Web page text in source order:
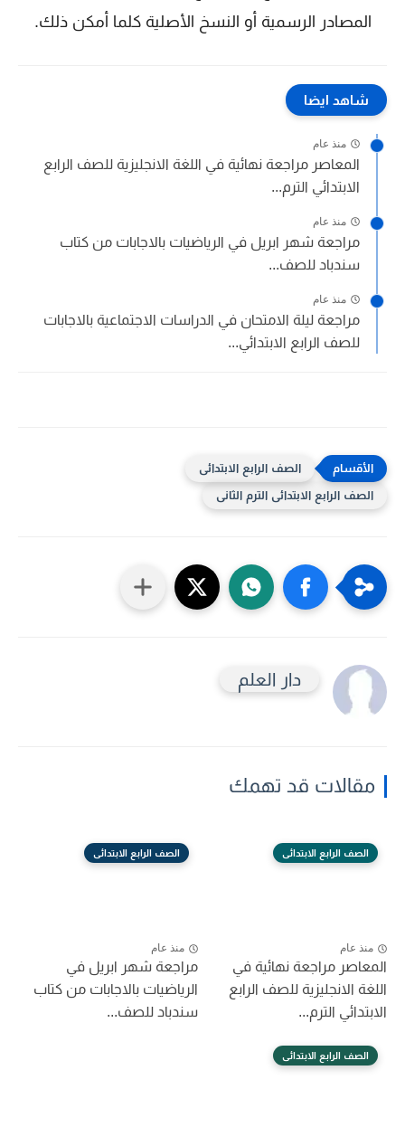
المصادر الرسمية أو النسخ الأصلية كلما أمكن ذلك.
شاهد ايضا
منذ عام
المعاصر مراجعة نهائية في اللغة الانجليزية للصف الرابع
الابتدائي الترم...
منذ عام
مراجعة شهر ابريل في الرياضيات بالاجابات من كتاب
سندباد للصف...
منذ عام
مراجعة ليلة الامتحان في الدراسات الاجتماعية بالاجابات
للصف الرابع الابتدائي...
الصف الرابع الابتدائى
الصف الرابع الابتدائى الترم الثانى
دار العلم
مقالات قد تهمك
الصف الرابع الابتدائى
منذ عام
المعاصر مراجعة نهائية في
اللغة الانجليزية للصف الرابع
الابتدائي الترم...
الصف الرابع الابتدائى
منذ عام
مراجعة شهر ابريل في
الرياضيات بالاجابات من كتاب
سندباد للصف...
الصف الرابع الابتدائى